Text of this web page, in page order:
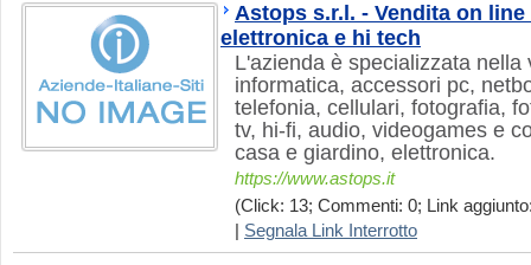
Astops s.r.l. - Vendita on
elettronica e hi tech
L'azienda è specializzata nella
informatica, accessori pc,
telefonia, cellulari, fotografia,
tv, hi-fi, audio, videogames e
casa e giardino, elettronica.
https://www.astops.it
(Click: 13; Commenti: 0; Link
Segnala Link Interrotto